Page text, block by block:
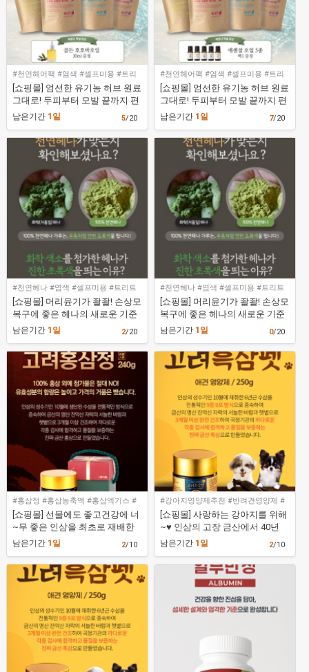
#천연헤어팩 #염색 #셀프미용 #트리
트먼트 #손상모
[쇼핑몰] 엄선한 유기농 허브 원료
그대로! 두피부터 모발 끝까지 편
안한 100% 천연 홈케어 4종 (구매
남은기간 1일 5/20
#천연헤어팩 #염색 #셀프미용 #트리
트먼트 #손상모
[쇼핑몰] 엄선한 유기농 허브 원료
그대로! 두피부터 모발 끝까지 편
안한 100% 천연 홈케어 4종 (NO
남은기간 1일 7/20
#천연헤나 #염색 #셀프미용 #트리트
먼트 #손상모
[쇼핑몰] 머리윤기가 좔좔! 손상모
복구에 좋은 헤나의 새로운 기준
을 제시하는 대한민국 대표 헤나
남은기간 1일 2/20
#천연헤나 #염색 #셀프미용 #트리트
먼트 #손상모
[쇼핑몰] 머리윤기가 좔좔! 손상모
복구에 좋은 헤나의 새로운 기준
을 제시하는 대한민국 대표 헤나
트리트먼트 (구매평+블로그포스
팅)
남은기간 1일 0/20
#홍삼정 #홍삼농축액 #홍삼엑기스 #
홍삼선물
[쇼핑몰] 선물에도 좋고건강에 너
~무 좋은 인삼을 최초로 재배한
진악산에서 40년 넘게 대를 이어
[금산이가홍삼]
남은기간 1일 2/10
#강아지영양제추천 #반려견영양제 #
흑삼
[쇼핑몰] 사랑하는 강아지를 위해
~♥ 인삼의 고장 금산에서 40년
넘게 대를 이어 전통과 신뢰를 지
홍삼]
남은기간 1일 2/10